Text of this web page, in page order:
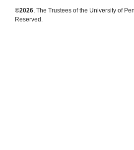
©2026, The Trustees of the University of
Reserved.